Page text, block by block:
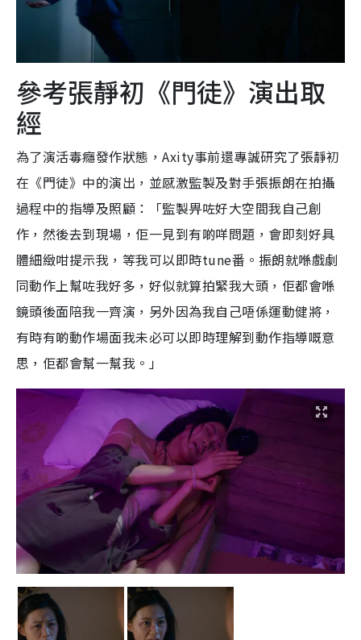
參考張靜初《門徒》演出取
經
為了演活毒癮發作狀態，Axity事前還專誠研究了張靜初
在《門徒》中的演出，並感激監製及對手張振朗在拍攝
過程中的指導及照顧：「監製畀咗好大空間我自己創
作，然後去到現場，佢一見到有啲咩問題，會即刻好具
體細緻咁提示我，等我可以即時tune番。振朗就喺戲劇
同動作上幫咗我好多，好似就算拍緊我大頭，佢都會喺
鏡頭後面陪我一齊演，另外因為我自己唔係運動健將，
有時有啲動作場面我未必可以即時理解到動作指導嘅意
思，佢都會幫一幫我。」